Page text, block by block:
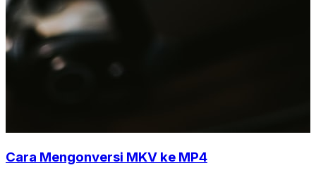
Cara Mengonversi MKV ke MP4